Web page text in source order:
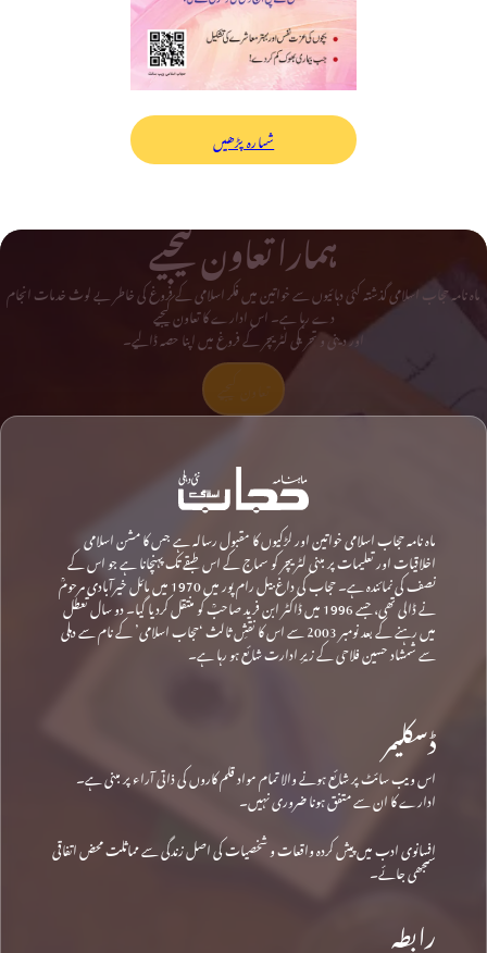
شمارہ پڑھیں
ہمارا تعاون کیجیے
ماہ نامہ حجاب اسلامی گذشتہ کئی دہائیوں سے خواتین میں فکر اسلامی کے فروغ کی خاطر بے لوث خدمات انجام
دے رہا ہے۔ اس ادارے کا تعاون کیجیے
اور دینی و تحریکی لٹریچر کے فروغ میں اپنا حصہ ڈالیے۔
ماہ نامہ حجاب اسلامی خواتین اور لڑکیوں کا مقبول رسالہ ہے جس کا مشن اسلامی
اخلاقیات اور تعلیمات پر مبنی لٹریچر کو سماج کے اس طبقے تک پہنچانا ہے جو اس کے
نصف کی نمائندہ ہے۔ حجاب کی داغ بیل رام پور میں 1970 میں مائل خیرآبادی مرحومؒ
نے ڈالی تھی، جسے 1996 میں ڈاکٹر ابن فرید صاحبؒ کو منتقل کردیا گیا۔ دو سال تعطل
میں رہنے کے بعد نومبر 2003 سے اس کا نقشِ ثالث ‘حجاب اسلامی’ کے نام سے دہلی
سے شمشاد حسین فلاحی کے زیرِ ادارت شائع ہو رہا ہے۔
ڈسکلیمر
اس ویب سائٹ پر شائع ہونے والا تمام مواد قلم کاروں کی ذاتی آراء پر مبنی ہے۔
ادارے کا ان سے متفق ہونا ضروری نہیں۔
افسانوی ادب میں پیش کردہ واقعات و شخصیات کی اصل زندگی سے مماثلت محض اتفاقی
سمجھی جائے۔
رابطہ